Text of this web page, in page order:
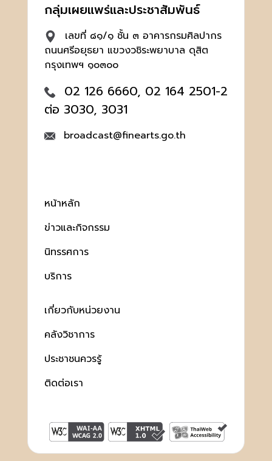
กลุ่มเผยแพร่และประชาสัมพันธ์
เลขที่ ๘๑/๑ ชั้น ๓ อาคารกรมศิลปากร
ถนนศรีอยุธยา แขวงวชิระพยาบาล ดุสิต
กรุงเทพฯ ๑๐๓๐๐
02 126 6660, 02 164 2501-2
ต่อ 3030, 3031
broadcast@finearts.go.th
หน้าหลัก
ข่าวและกิจกรรม
นิทรรศการ
บริการ
เกี่ยวกับหน่วยงาน
คลังวิชาการ
ประชาชนควรรู้
ติดต่อเรา